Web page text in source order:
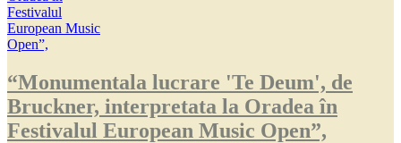
“Monumentala lucrare 'Te Deum', de
Bruckner, interpretata la Oradea în
Festivalul European Music Open”,